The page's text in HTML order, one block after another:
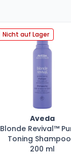
Nicht auf Lager
Aveda
Blonde Revival™
Toning
200 ml